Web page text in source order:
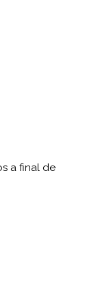
a final de